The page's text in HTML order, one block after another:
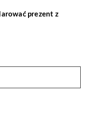
prezent z